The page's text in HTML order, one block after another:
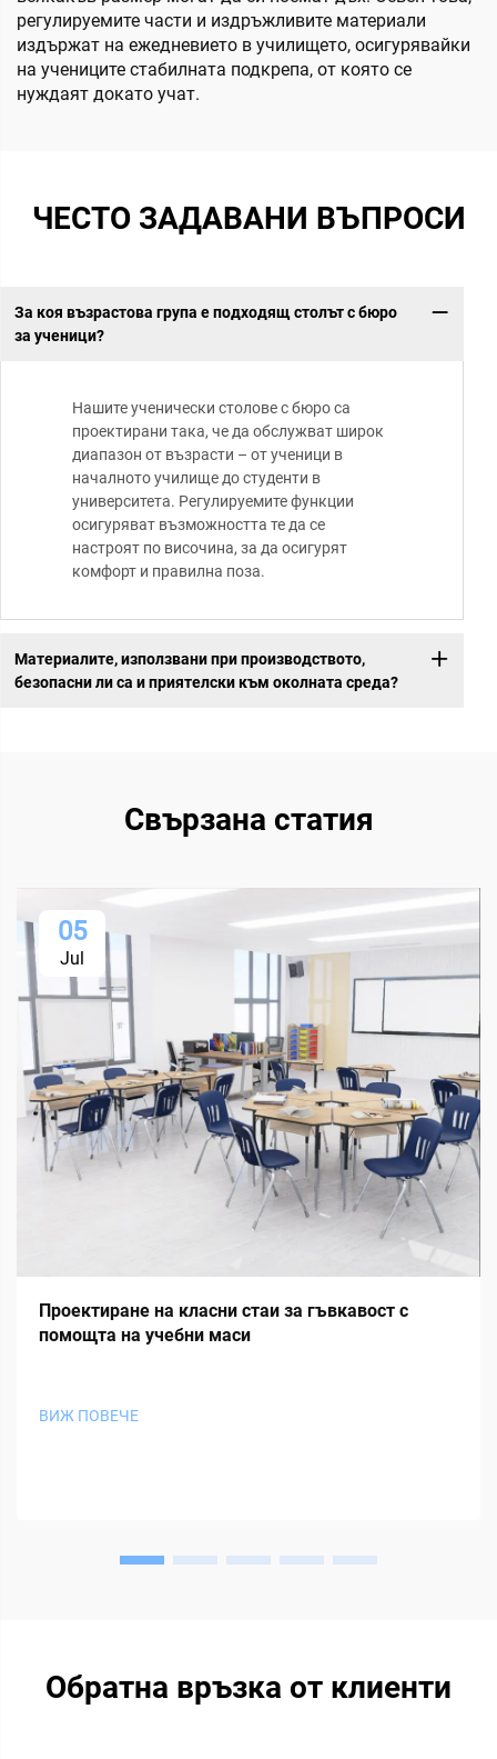
регулируемите части и издръжливите материали
издържат на ежедневието в училището, осигурявайки
на учениците стабилната подкрепа, от която се
нуждаят докато учат.
ЧЕСТО ЗАДАВАНИ ВЪПРОСИ
За коя възрастова група е подходящ столът с бюро
за ученици?
Нашите ученически столове с бюро са
проектирани така, че да обслужват широк
диапазон от възрасти – от ученици в
началното училище до студенти в
университета. Регулируемите функции
осигуряват възможността те да се
настроят по височина, за да осигурят
комфорт и правилна поза.
Материалите, използвани при производството,
безопасни ли са и приятелски към околната среда?
Свързана статия
05
Jul
Проектиране на класни стаи за гъвкавост с
помощта на учебни маси
ВИЖ ПОВЕЧЕ
Обратна връзка от клиенти